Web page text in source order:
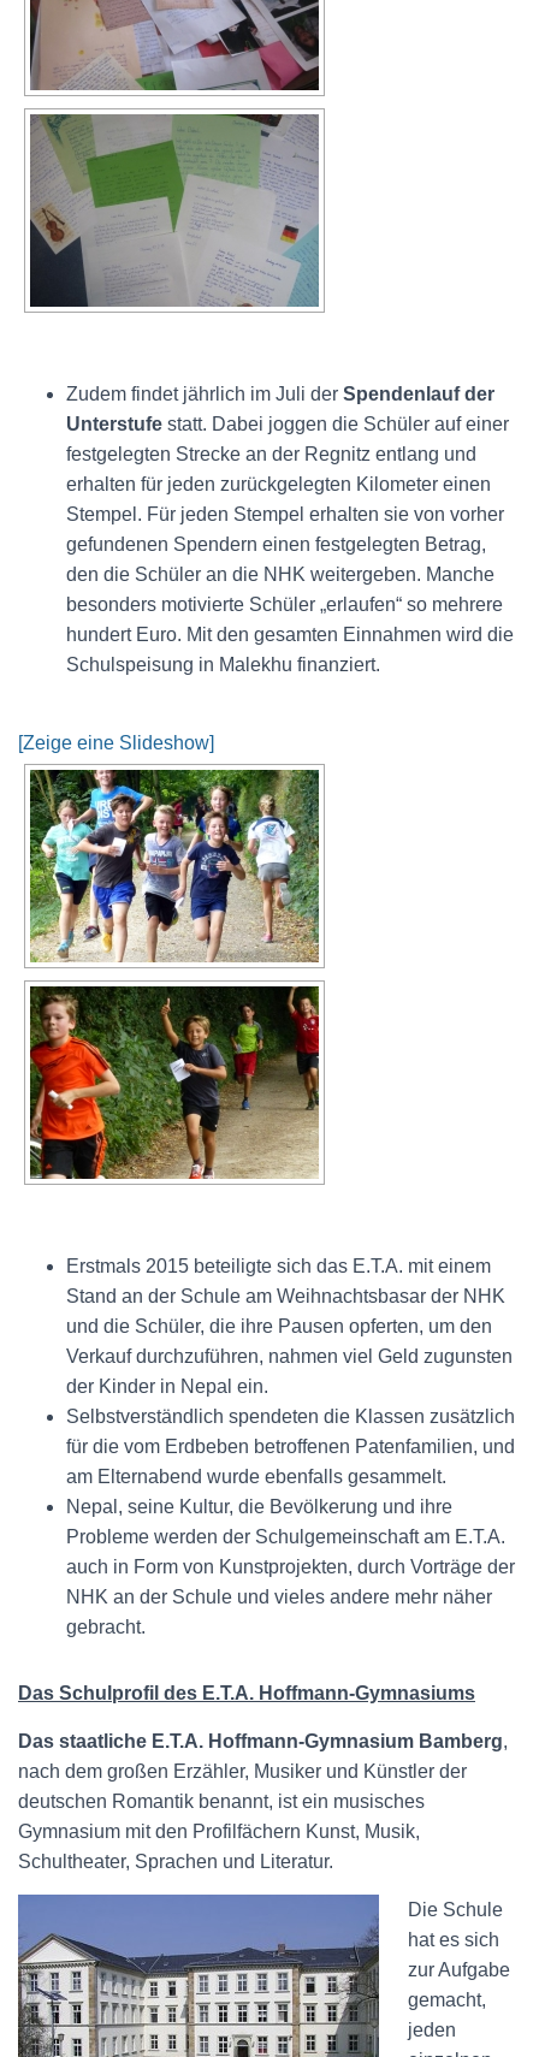
Zudem findet jährlich im Juli der Spendenlauf der
Unterstufe statt. Dabei joggen die Schüler auf einer
festgelegten Strecke an der Regnitz entlang und
erhalten für jeden zurückgelegten Kilometer einen
Stempel. Für jeden Stempel erhalten sie von vorher
gefundenen Spendern einen festgelegten Betrag,
den die Schüler an die NHK weitergeben. Manche
besonders motivierte Schüler „erlaufen“ so mehrere
hundert Euro. Mit den gesamten Einnahmen wird die
Schulspeisung in Malekhu finanziert.
[Zeige eine Slideshow]
Erstmals 2015 beteiligte sich das E.T.A. mit einem
Stand an der Schule am Weihnachtsbasar der NHK
und die Schüler, die ihre Pausen opferten, um den
Verkauf durchzuführen, nahmen viel Geld zugunsten
der Kinder in Nepal ein.
Selbstverständlich spendeten die Klassen zusätzlich
für die vom Erdbeben betroffenen Patenfamilien, und
am Elternabend wurde ebenfalls gesammelt.
Nepal, seine Kultur, die Bevölkerung und ihre
Probleme werden der Schulgemeinschaft am E.T.A.
auch in Form von Kunstprojekten, durch Vorträge der
NHK an der Schule und vieles andere mehr näher
gebracht.
Das Schulprofil des E.T.A. Hoffmann-Gymnasiums
Das staatliche E.T.A. Hoffmann-Gymnasium Bamberg,
nach dem großen Erzähler, Musiker und Künstler der
deutschen Romantik benannt, ist ein musisches
Gymnasium mit den Profilfächern Kunst, Musik,
Schultheater, Sprachen und Literatur.
Die Schule
hat es sich
zur Aufgabe
gemacht,
jeden